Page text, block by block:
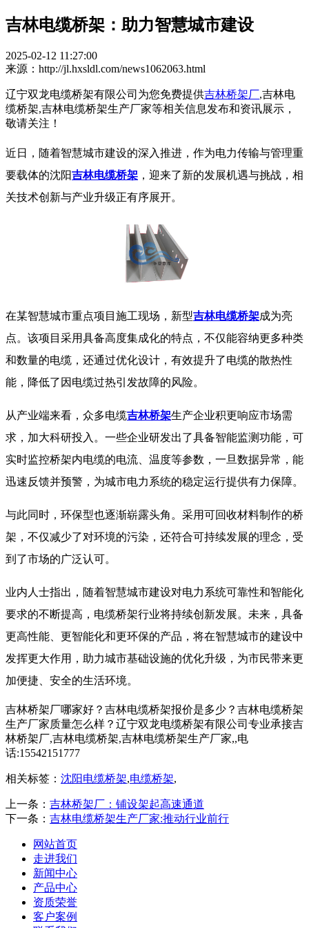
吉林电缆桥架：助力智慧城市建设
2025-02-12 11:27:00
来源：http://jl.hxsldl.com/news1062063.html
辽宁双龙电缆桥架有限公司为您免费提供吉林桥架厂,吉林电
缆桥架,吉林电缆桥架生产厂家等相关信息发布和资讯展示，
敬请关注！
近日，随着智慧城市建设的深入推进，作为电力传输与管理重
要载体的沈阳吉林电缆桥架 ，迎来了新的发展机遇与挑战，相
关技术创新与产业升级正有序展开。
在某智慧城市重点项目施工现场，新型吉林电缆桥架成为亮
点。该项目采用具备高度集成化的特点，不仅能容纳更多种类
和数量的电缆，还通过优化设计，有效提升了电缆的散热性
能，降低了因电缆过热引发故障的风险。
从产业端来看，众多电缆吉林桥架生产企业积更响应市场需
求，加大科研投入。一些企业研发出了具备智能监测功能，可
实时监控桥架内电缆的电流、温度等参数，一旦数据异常，能
迅速反馈并预警，为城市电力系统的稳定运行提供有力保障。
与此同时，环保型也逐渐崭露头角。采用可回收材料制作的桥
架，不仅减少了对环境的污染，还符合可持续发展的理念，受
到了市场的广泛认可。
业内人士指出，随着智慧城市建设对电力系统可靠性和智能化
要求的不断提高，电缆桥架行业将持续创新发展。未来，具备
更高性能、更智能化和更环保的产品，将在智慧城市的建设中
发挥更大作用，助力城市基础设施的优化升级，为市民带来更
加便捷、安全的生活环境。
吉林桥架厂哪家好？吉林电缆桥架报价是多少？吉林电缆桥架
生产厂家质量怎么样？辽宁双龙电缆桥架有限公司专业承接吉
林桥架厂,吉林电缆桥架,吉林电缆桥架生产厂家,,电
话:15542151777
相关标签： 沈阳电缆桥架,电缆桥架,
上一条： 吉林桥架厂：铺设架起高速通道
下一条： 吉林电缆桥架生产厂家:推动行业前行
网站首页
走进我们
新闻中心
产品中心
资质荣誉
客户案例